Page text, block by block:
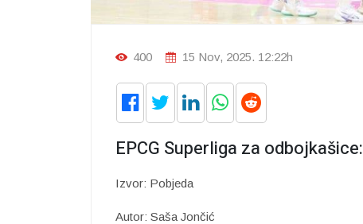
400 15 Nov, 2025. 12:22h
EPCG Superliga za
Izvor: Pobjeda
Autor: Saša Jončić